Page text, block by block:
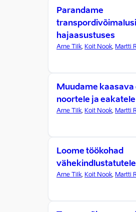
Parandame
transpordivõimalusi
hajaasustuses
Arne Tilk, Koit Nook, Martti
Muudame kaasava
noortele ja
Arne Tilk, Koit Nook, Martti
Loome töökohad
vähekindlustatutele
Arne Tilk, Koit Nook, Martti